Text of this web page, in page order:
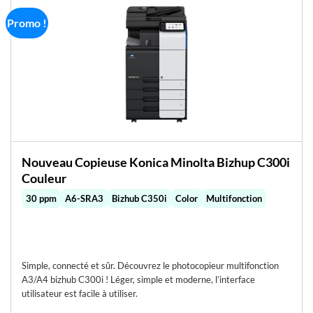
Promo !
Nouveau Copieuse Konica Minolta Bizhup C300i
Couleur
30 ppm A6-SRA3 Bizhub C350i Color Multifonction
Simple, connecté et sûr. Découvrez le photocopieur multifonction
A3/A4 bizhub C300i ! Léger, simple et moderne, l’interface
utilisateur est facile à utiliser.